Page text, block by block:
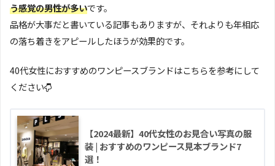
う感覚の男性が多いです。
品格が大事だと書いている記事もありますが、それよりも年相応
の落ち着きをアピールしたほうが効果的です。
40代女性におすすめのワンピースブランドはこちらを参考にして
ください
【2024最新】40代女性のお見合い写真の服
装 | おすすめのワンピース見本ブランド7
選！